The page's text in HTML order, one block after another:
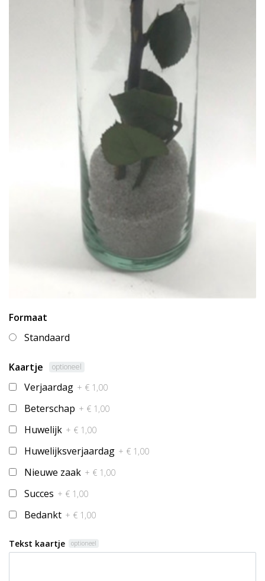
Formaat
Standaard
Kaartje optioneel
Verjaardag + € 1,00
Beterschap + € 1,00
Huwelijk + € 1,00
Huwelijksverjaardag + € 1,00
Nieuwe zaak + € 1,00
Succes + € 1,00
Bedankt + € 1,00
Tekst kaartje optioneel